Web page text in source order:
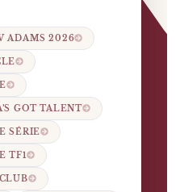
ADAMS 2026
GOT TALENT
SÉRIE
TF1